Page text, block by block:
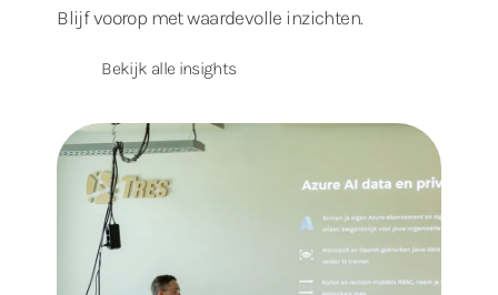
Blijf voorop met waardevolle inzichten.
Bekijk alle insights